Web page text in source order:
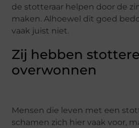
de stotteraar helpen door de
maken. Alhoewel dit goed
vaak juist niet.
Zij hebben
overwonnen
Mensen die leven met een
schamen zich hier vaak voor,